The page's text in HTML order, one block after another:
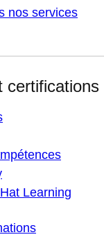
nos services
certifications
Learning